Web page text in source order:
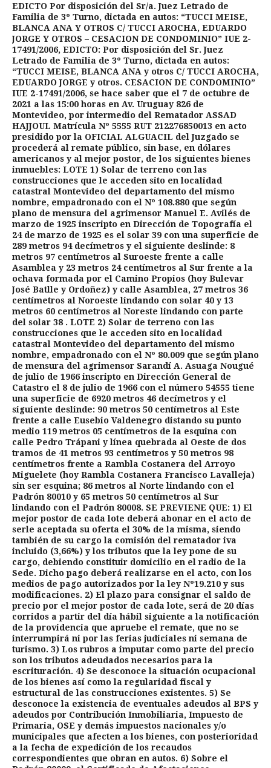
EDICTO Por disposición del Sr/a. Juez Letrado de
Familia de 3º Turno, dictada en autos: “TUCCI MEISE,
BLANCA ANA Y OTROS C/ TUCCI AROCHA, EDUARDO
JORGE Y OTROS – CESACION DE CONDOMINIO” IUE 2-
17491/2006, EDICTO: Por disposición del Sr. Juez
Letrado de Familia de 3º Turno, dictada en autos:
“TUCCI MEISE, BLANCA ANA y otros C/ TUCCI AROCHA,
EDUARDO JORGE y otros. CESACION DE CONDOMINIO”
IUE 2-17491/2006, se hace saber que el 7 de octubre de
2021 a las 15:00 horas en Av. Uruguay 826 de
Montevideo, por intermedio del Rematador ASSAD
HAJJOUL Matrícula Nº 5555 RUT 212276850013 en acto
presidido por la OFICIAL ALGUACIL del Juzgado se
procederá al remate público, sin base, en dólares
americanos y al mejor postor, de los siguientes bienes
inmuebles: LOTE 1) Solar de terreno con las
construcciones que le acceden sito en localidad
catastral Montevideo del departamento del mismo
nombre, empadronado con el Nº 108.880 que según
plano de mensura del agrimensor Manuel E. Avilés de
marzo de 1925 inscripto en Dirección de Topografía el
24 de marzo de 1925 es el solar 39 con una superficie de
289 metros 94 decímetros y el siguiente deslinde: 8
metros 97 centímetros al Suroeste frente a calle
Asamblea y 23 metros 24 centímetros al Sur frente a la
ochava formada por el Camino Propios (hoy Bulevar
José Batlle y Ordoñez) y calle Asamblea, 27 metros 36
centímetros al Noroeste lindando con solar 40 y 13
metros 60 centímetros al Noreste lindando con parte
del solar 38 . LOTE 2) Solar de terreno con las
construcciones que le acceden sito en localidad
catastral Montevideo del departamento del mismo
nombre, empadronado con el Nº 80.009 que según plano
de mensura del agrimensor Sarandí A. Asuaga Nougué
de julio de 1966 inscripto en Dirección General de
Catastro el 8 de julio de 1966 con el número 54555 tiene
una superficie de 6920 metros 46 decímetros y el
siguiente deslinde: 90 metros 50 centímetros al Este
frente a calle Eusebio Valdenegro distando su punto
medio 119 metros 05 centímetros de la esquina con
calle Pedro Trápani y línea quebrada al Oeste de dos
tramos de 41 metros 93 centímetros y 50 metros 98
centímetros frente a Rambla Costanera del Arroyo
Miguelete (hoy Rambla Costanera Francisco Lavalleja)
sin ser esquina; 86 metros al Norte lindando con el
Padrón 80010 y 65 metros 50 centímetros al Sur
lindando con el Padrón 80008. SE PREVIENE QUE: 1) El
mejor postor de cada lote deberá abonar en el acto de
serle aceptada su oferta el 30% de la misma, siendo
también de su cargo la comisión del rematador iva
incluido (3,66%) y los tributos que la ley pone de su
cargo, debiendo constituir domicilio en el radio de la
Sede. Dicho pago deberá realizarse en el acto, con los
medios de pago autorizados por la ley Nº19.210 y sus
modificaciones. 2) El plazo para consignar el saldo de
precio por el mejor postor de cada lote, será de 20 días
corridos a partir del día hábil siguiente a la notificación
de la providencia que apruebe el remate, que no se
interrumpirá ni por las ferias judiciales ni semana de
turismo. 3) Los rubros a imputar como parte del precio
son los tributos adeudados necesarios para la
escrituración. 4) Se desconoce la situación ocupacional
de los bienes así como la regularidad fiscal y
estructural de las construcciones existentes. 5) Se
desconoce la existencia de eventuales adeudos al BPS y
adeudos por Contribución Inmobiliaria, Impuesto de
Primaria, OSE y demás impuestos nacionales y/o
municipales que afecten a los bienes, con posterioridad
a la fecha de expedición de los recaudos
correspondientes que obran en autos. 6) Sobre el